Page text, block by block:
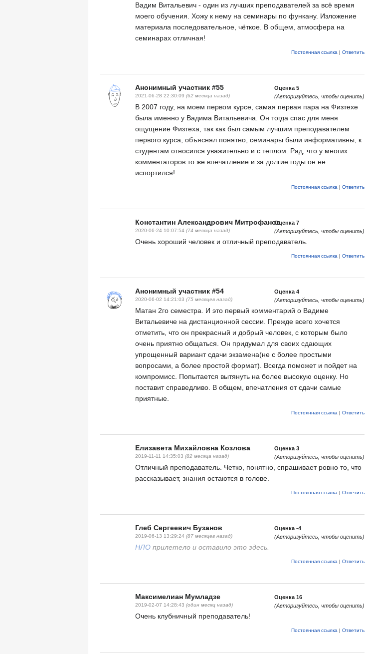
Вадим Витальевич - один из лучших преподавателей за всё время
моего обучения. Хожу к нему на семинары по функану. Изложение
материала последовательное, чёткое. В общем, атмосфера на
семинарах отличная!
Постоянная ссылка | Ответить
Анонимный участник #55
2021-06-28 22:30:09 (62 месяца назад)
Оценка 5
(Авторизуйтесь, чтобы оценить)
В 2007 году, на моем первом курсе, самая первая пара на Физтехе
была именно у Вадима Витальевича. Он тогда спас для меня
ощущение Физтеха, так как был самым лучшим преподавателем
первого курса, объяснял понятно, семинары были информативны, к
студентам относился уважительно и с теплом. Рад, что у многих
комментаторов то же впечатление и за долгие годы он не
испортился!
Постоянная ссылка | Ответить
Константин Александрович Митрофанов
2020-06-24 10:07:54 (74 месяца назад)
Оценка 7
(Авторизуйтесь, чтобы оценить)
Очень хороший человек и отличный преподаватель.
Постоянная ссылка | Ответить
Анонимный участник #54
2020-06-02 14:21:03 (75 месяцев назад)
Оценка 4
(Авторизуйтесь, чтобы оценить)
Матан 2го семестра. И это первый комментарий о Вадиме
Витальевиче на дистанционной сессии. Прежде всего хочется
отметить, что он прекрасный и добрый человек, с которым было
очень приятно общаться. Он придумал для своих сдающих
упрощенный вариант сдачи экзамена(не с более простыми
вопросами, а более простой формат). Всегда поможет и пойдет на
компромисс. Попытается вытянуть на более высокую оценку. Но
поставит справедливо. В общем, впечатления от сдачи самые
приятные.
Постоянная ссылка | Ответить
Елизавета Михайловна Козлова
2019-11-11 14:35:03 (82 месяца назад)
Оценка 3
(Авторизуйтесь, чтобы оценить)
Отличный преподаватель. Четко, понятно, спрашивает ровно то, что
рассказывает, знания остаются в голове.
Постоянная ссылка | Ответить
Глеб Сергеевич Бузанов
2019-06-13 13:29:24 (87 месяцев назад)
Оценка -4
(Авторизуйтесь, чтобы оценить)
НЛО прилетело и оставило это здесь.
Постоянная ссылка | Ответить
Максимелиан Мумладзе
2019-02-07 14:28:43 (один месяц назад)
Оценка 16
(Авторизуйтесь, чтобы оценить)
Очень клубничный преподаватель!
Постоянная ссылка | Ответить